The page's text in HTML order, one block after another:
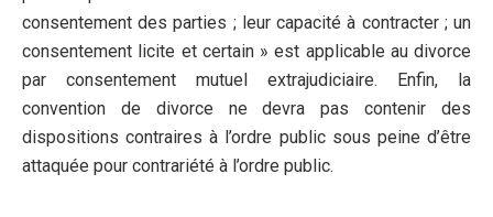
consentement des parties ; leur capacité à contracter ; un
consentement licite et certain » est applicable au divorce
par consentement mutuel extrajudiciaire. Enfin, la
convention de divorce ne devra pas contenir des
dispositions contraires à l’ordre public sous peine d’être
attaquée pour contrariété à l’ordre public.